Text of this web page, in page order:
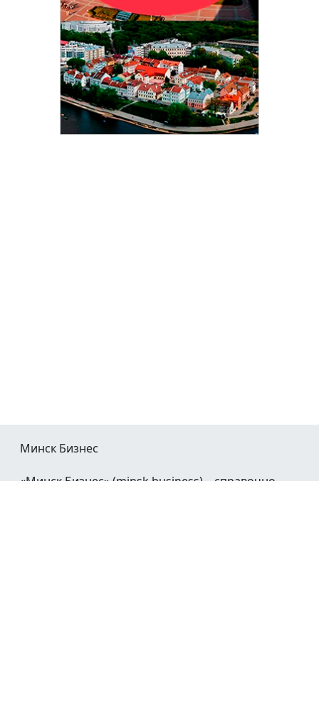
Минск Бизнес
«Минск Бизнес» (minsk.business) – справочно-